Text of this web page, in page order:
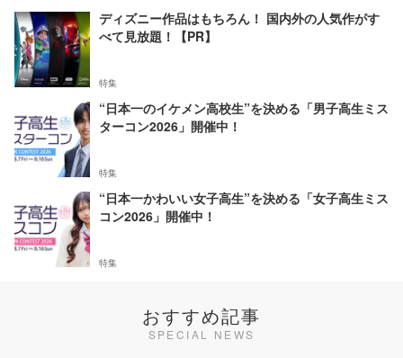
ディズニー作品はもちろん！ 国内外の人気作がす
べて見放題！【PR】
特集
“日本一のイケメン高校生”を決める「男子高生ミス
ターコン2026」開催中！
特集
“日本一かわいい女子高生”を決める「女子高生ミス
コン2026」開催中！
特集
おすすめ記事
SPECIAL NEWS